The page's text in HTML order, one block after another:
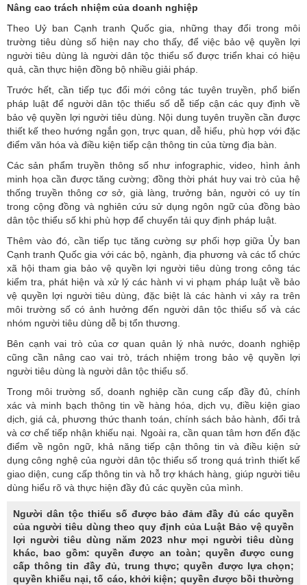
Nâng cao trách nhiệm của doanh nghiệp
Theo Uỷ ban Cạnh tranh Quốc gia, những thay đổi trong môi
trường tiêu dùng số hiện nay cho thấy, để việc bảo vệ quyền lợi
người tiêu dùng là người dân tộc thiểu số được triển khai có hiệu
quả, cần thực hiện đồng bộ nhiều giải pháp.
Trước hết, cần tiếp tục đổi mới công tác tuyên truyền, phổ biến
pháp luật để người dân tộc thiểu số dễ tiếp cận các quy định về
bảo vệ quyền lợi người tiêu dùng. Nội dung tuyên truyền cần được
thiết kế theo hướng ngắn gọn, trực quan, dễ hiểu, phù hợp với đặc
điểm văn hóa và điều kiện tiếp cận thông tin của từng địa bàn.
Các sản phẩm truyền thông số như infographic, video, hình ảnh
minh họa cần được tăng cường; đồng thời phát huy vai trò của hệ
thống truyền thông cơ sở, già làng, trưởng bản, người có uy tín
trong cộng đồng và nghiên cứu sử dụng ngôn ngữ của đồng bào
dân tộc thiểu số khi phù hợp để chuyển tải quy định pháp luật.
Thêm vào đó, cần tiếp tục tăng cường sự phối hợp giữa Ủy ban
Cạnh tranh Quốc gia với các bộ, ngành, địa phương và các tổ chức
xã hội tham gia bảo vệ quyền lợi người tiêu dùng trong công tác
kiểm tra, phát hiện và xử lý các hành vi vi phạm pháp luật về bảo
vệ quyền lợi người tiêu dùng, đặc biệt là các hành vi xảy ra trên
môi trường số có ảnh hưởng đến người dân tộc thiểu số và các
nhóm người tiêu dùng dễ bị tổn thương.
Bên cạnh vai trò của cơ quan quản lý nhà nước, doanh nghiệp
cũng cần nâng cao vai trò, trách nhiệm trong bảo vệ quyền lợi
người tiêu dùng là người dân tộc thiểu số.
Trong môi trường số, doanh nghiệp cần cung cấp đầy đủ, chính
xác và minh bạch thông tin về hàng hóa, dịch vụ, điều kiện giao
dịch, giá cả, phương thức thanh toán, chính sách bảo hành, đổi trả
và cơ chế tiếp nhận khiếu nại. Ngoài ra, cần quan tâm hơn đến đặc
điểm về ngôn ngữ, khả năng tiếp cận thông tin và điều kiện sử
dụng công nghệ của người dân tộc thiểu số trong quá trình thiết kế
giao diện, cung cấp thông tin và hỗ trợ khách hàng, giúp người tiêu
dùng hiểu rõ và thực hiện đầy đủ các quyền của mình.
Người dân tộc thiểu số được bảo đảm đầy đủ các quyền
của người tiêu dùng theo quy định của Luật Bảo vệ quyền
lợi người tiêu dùng năm 2023 như mọi người tiêu dùng
khác, bao gồm: quyền được an toàn; quyền được cung
cấp thông tin đầy đủ, trung thực; quyền được lựa chọn;
quyền khiếu nại, tố cáo, khởi kiện; quyền được bồi thường